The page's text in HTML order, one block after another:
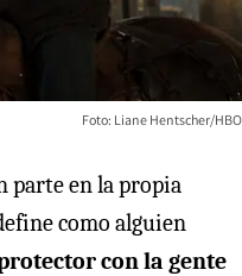
Foto: Liane Hentscher/HBO
parte en la propia
como alguien
con la gente